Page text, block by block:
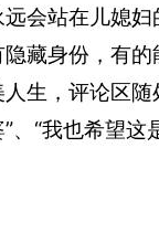
会站在儿媳
藏身份，有
生，评论区随
、“我也希望这